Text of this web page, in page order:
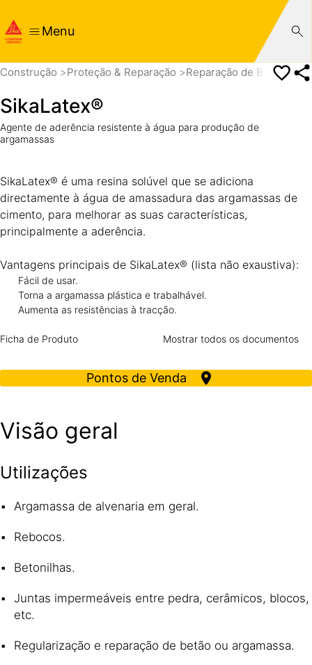
Menu
Construção Proteção & Reparação Reparação de Betão
SikaLatex®
Agente de aderência resistente à água para produção de
argamassas
SikaLatex® é uma resina solúvel que se adiciona
directamente à água de amassadura das argamassas de
cimento, para melhorar as suas características,
principalmente a aderência.
Vantagens principais de SikaLatex® (lista não exaustiva):
Fácil de usar.
Torna a argamassa plástica e trabalhável.
Aumenta as resistências à tracção.
Ficha de Produto Mostrar todos os documentos
Pontos de Venda
Visão geral
Utilizações
Argamassa de alvenaria em geral.
Rebocos.
Betonilhas.
Juntas impermeáveis entre pedra, cerâmicos, blocos,
etc.
Regularização e reparação de betão ou argamassa.